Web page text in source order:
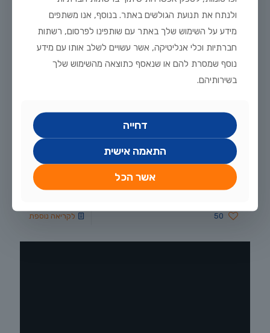
אוגוסט 19, 2025
רוזי טטרה – Rosy tetra – Megalamphodus rosaceus
הרוזי טטרה (Rosy tetra) הוא אחד מדגי הלהקה היפים והאהובים
לאקווריום קהילתי. במאמר תמצאו מידע על מוצאו בטבע, מראה
ייחודי, התנהגות, דרישות גידול, תזונה וטיפים לרבייה – כולל
המלצות חכמות מחוות דג הזהב.
50 לקריאה נוספת
ולנתח את תנועת הגולשים באתר. בנוסף, אנו משתפים
מידע על השימוש שלך באתר עם שותפינו לפרסום, רשתות
חברתיות וכלי אנליטיקה, אשר עשויים לשלב אותו עם מידע
נוסף שמסרת להם או שנאסף כתוצאה מהשימוש שלך
בשירותיהם.
דחייה
התאמה אישית
אשר הכל